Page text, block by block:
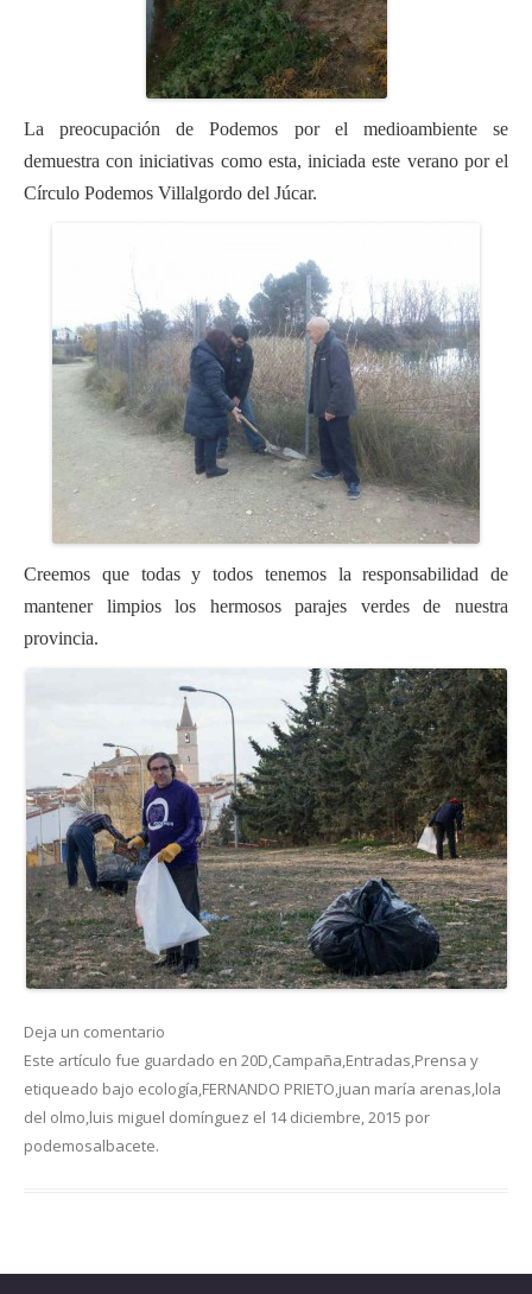
La preocupación de Podemos por el medioambiente se
demuestra con iniciativas como esta, iniciada este verano por el
Círculo Podemos Villalgordo del Júcar.
Creemos que todas y todos tenemos la responsabilidad de
mantener limpios los hermosos parajes verdes de nuestra
provincia.
Deja un comentario
Este artículo fue guardado en 20D,Campaña,Entradas,Prensa y
etiqueado bajo ecología,FERNANDO PRIETO,juan maría arenas,lola
del olmo,luis miguel domínguez el 14 diciembre, 2015 por
podemosalbacete.